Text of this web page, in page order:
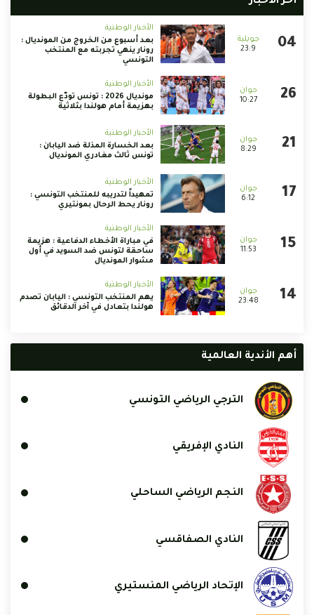
23:9
الأخبار الوطنية
بعد أسبوع من الخروج من المونديال :
رونار ينهي تجربته مع المنتخب
التونسي
10:27
الأخبار الوطنية
مونديال 2026 : تونس تودّع البطولة
بهزيمة أمام هولندا بثلاثية
8:29
الأخبار الوطنية
بعد الخسارة المذلة ضد اليابان :
تونس ثالث مغادري المونديال
6:12
الأخبار الوطنية
تمهيداً لتدريبه للمنتخب التونسي :
رونار يحط الرحال بمونتيري
11:53
الأخبار الوطنية
في مباراة الأخطاء الدفاعية : هزيمة
ساحقة لتونس ضد السويد في أول
مشوار المونديال
23:48
الأخبار الوطنية
يهم المنتخب التونسي : اليابان تصدم
هولندا بتعادل في آخر الدقائق
أهم الأندية العالمية
الترجي الرياضي التونسي
النادي الإفريقي
النجم الرياضي الساحلي
النادي الصفاقسي
الإتحاد الرياضي المنستيري